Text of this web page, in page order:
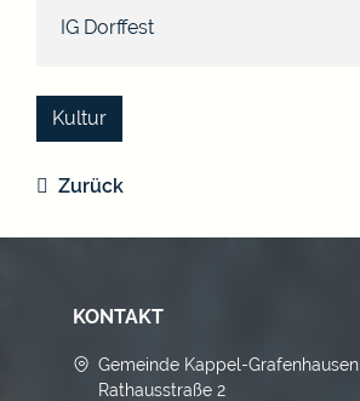
IG Dorffest
Kultur
Zurück
KONTAKT
Gemeinde Kappel-Grafenhausen
Rathausstraße 2